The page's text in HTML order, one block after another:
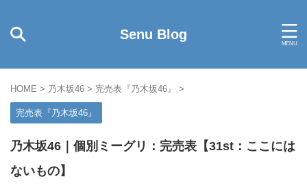
Senu Blog
HOME > 乃木坂46 > 完売表『乃木坂46』 >
完売表『乃木坂46』
乃木坂46｜個別ミーグリ：完売表【31st：ここには
ないもの】